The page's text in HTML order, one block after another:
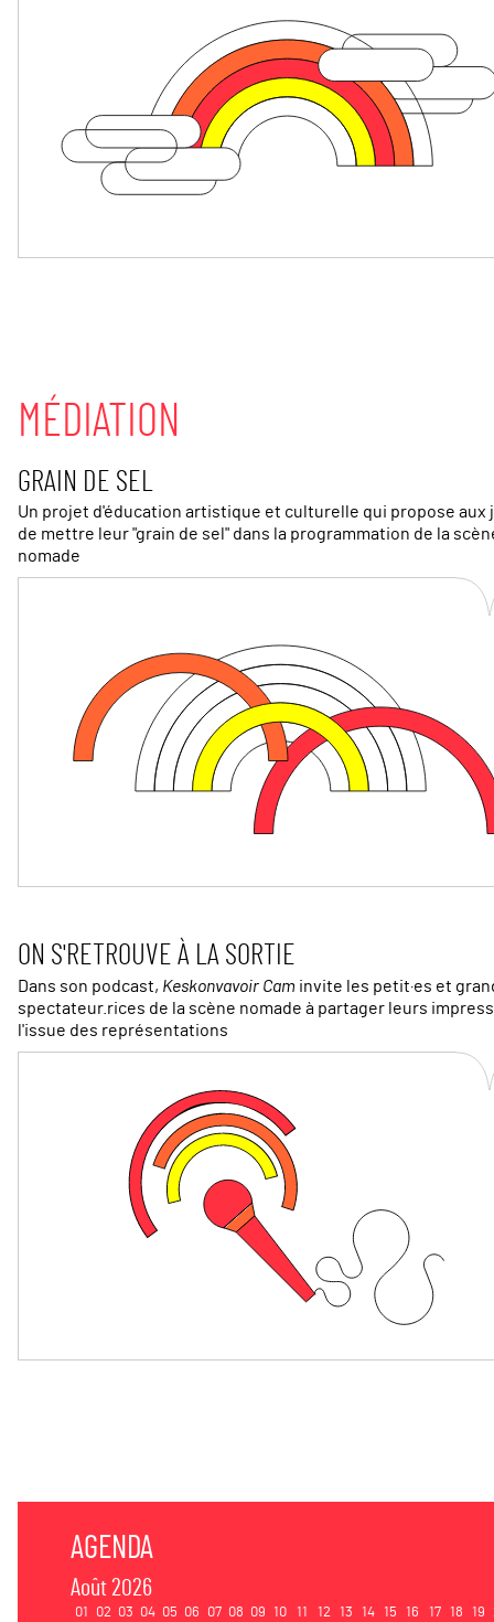
MÉDIATION
GRAIN DE SEL
Un projet d'éducation artistique et culturelle qui propose aux
de mettre leur "grain de sel" dans la programmation de la
nomade
ON S'RETROUVE À LA SORTIE
Dans son podcast, Keskonvavoir Cam invite les petit·es et
spectateur.rices de la scène nomade à partager leurs
l'issue des représentations
AGENDA
Août 2026
01 02 03 04 05 06 07 08 09 10 11 12 13 14 15 16 17 18 19